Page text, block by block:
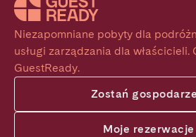
Niezapomniane pobyty dla
usługi zarządzania dla właścicieli.
GuestReady.
Zostań
Moje rezerwacje